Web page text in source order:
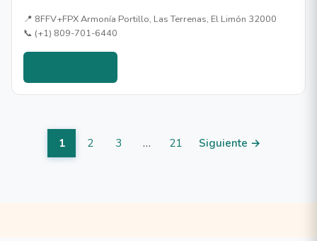
📍 8FFV+FPX Armonía Portillo, Las Terrenas, El Limón 32000
📞 (+1) 809-701-6440
1 2 3 … 21 Siguiente →